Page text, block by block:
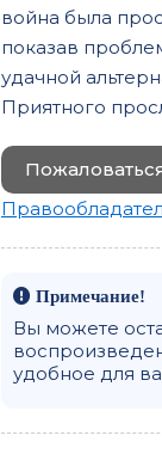
война была
показав
удачной
Приятного
Примечание!
Вы можете
удобное для